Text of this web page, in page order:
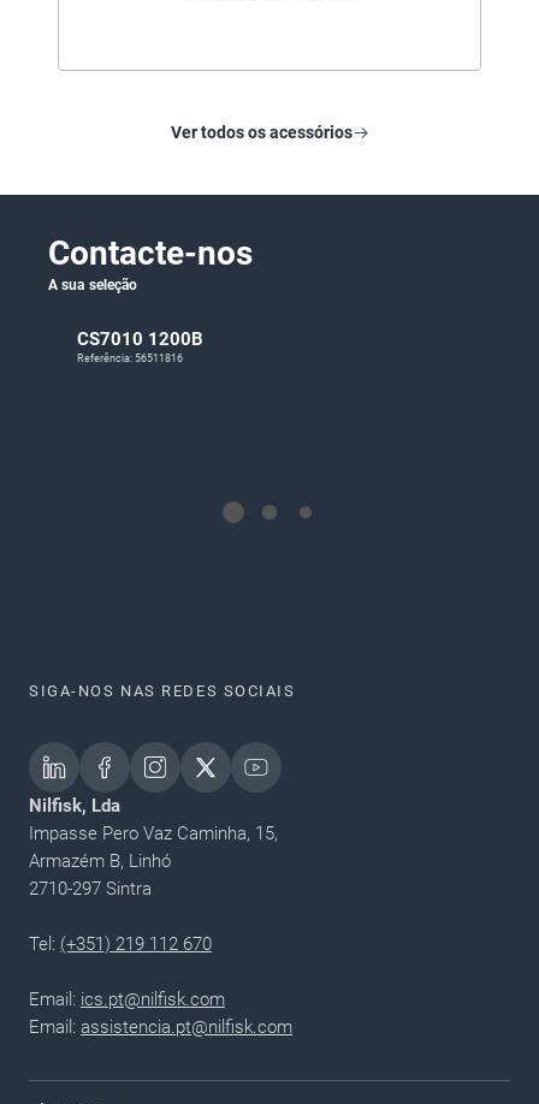
Ver todos os acessórios
Contacte-nos
A sua seleção
CS7010 1200B
Referência: 56511816
SIGA-NOS NAS REDES SOCIAIS
Nilfisk, Lda
Impasse Pero Vaz Caminha, 15,
Armazém B, Linhó
2710-297 Sintra
Tel: (+351) 219 112 670
Email: ics.pt@nilfisk.com
Email: assistencia.pt@nilfisk.com